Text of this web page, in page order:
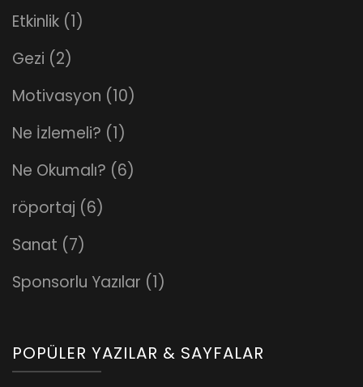
Etkinlik (1)
Gezi (2)
Motivasyon (10)
Ne İzlemeli? (1)
Ne Okumalı? (6)
röportaj (6)
Sanat (7)
Sponsorlu Yazılar (1)
POPÜLER YAZILAR & SAYFALAR